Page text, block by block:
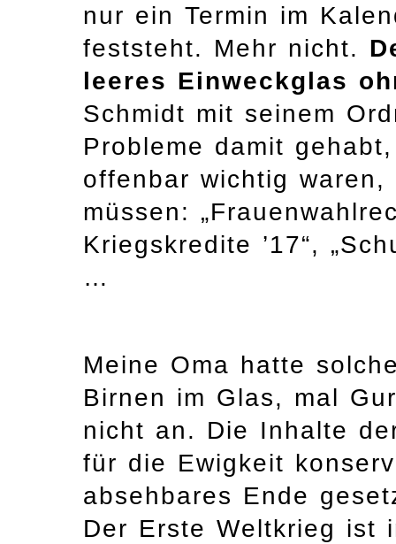
nur ein Termin im
feststeht. Mehr nicht.
leeres Einweckglas
Schmidt mit seinem
Probleme damit
offenbar wichtig
müssen:
Kriegskredite ’17“,
…
Meine Oma hatte
Birnen im Glas, mal
nicht an. Die Inhalte
für die Ewigkeit
absehbares Ende
Der Erste Weltkrieg ist